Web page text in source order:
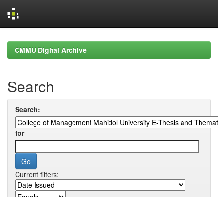
navigationCMMU Digital Archive
Search
Search:
for
Current filters: